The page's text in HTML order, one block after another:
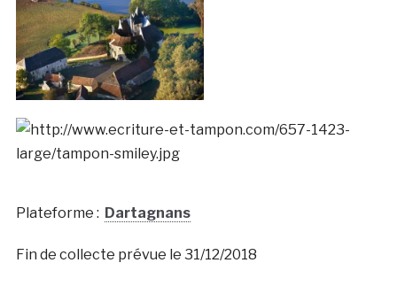
Plateforme : Dartagnans
Fin de collecte prévue le 31/12/2018